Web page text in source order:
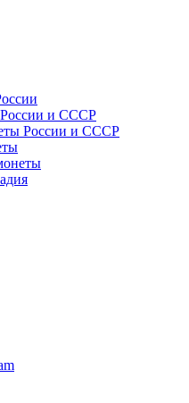
России и СССР
России и СССР